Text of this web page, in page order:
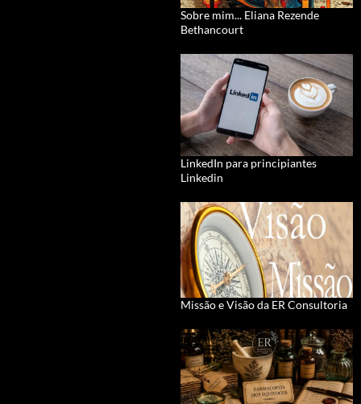
Sobre mim... Eliana Rezende
Bethancourt
LinkedIn para principiantes
Linkedin
Missão e Visão da ER Consultoria